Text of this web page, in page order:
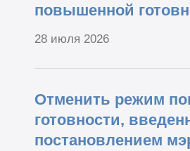
повышенной
28 июля 2026
Отменить режим
готовности,
постановлением